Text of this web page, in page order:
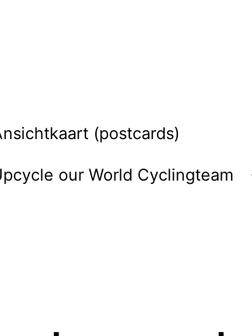
(postcards)
our World Cyclingteam